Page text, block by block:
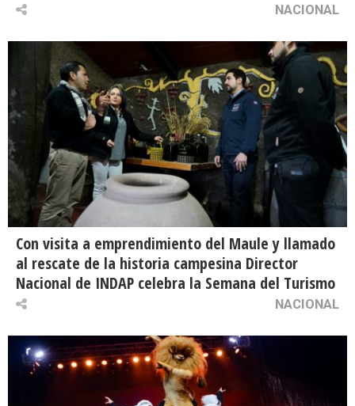
NACIONAL
Con visita a emprendimiento del Maule y llamado
al rescate de la historia campesina Director
Nacional de INDAP celebra la Semana del Turismo
NACIONAL